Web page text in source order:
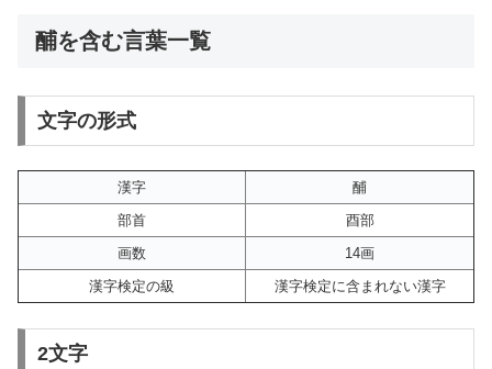
酺を含む言葉一覧
文字の形式
漢字
酺
部首
酉部
画数
14画
漢字検定の級
漢字検定に含まれない漢字
2文字